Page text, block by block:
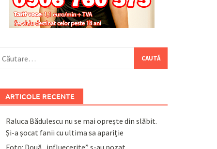
ARTICOLE RECENTE
Raluca Bădulescu nu se mai oprește din slăbit.
Și-a șocat fanii cu ultima sa apariție